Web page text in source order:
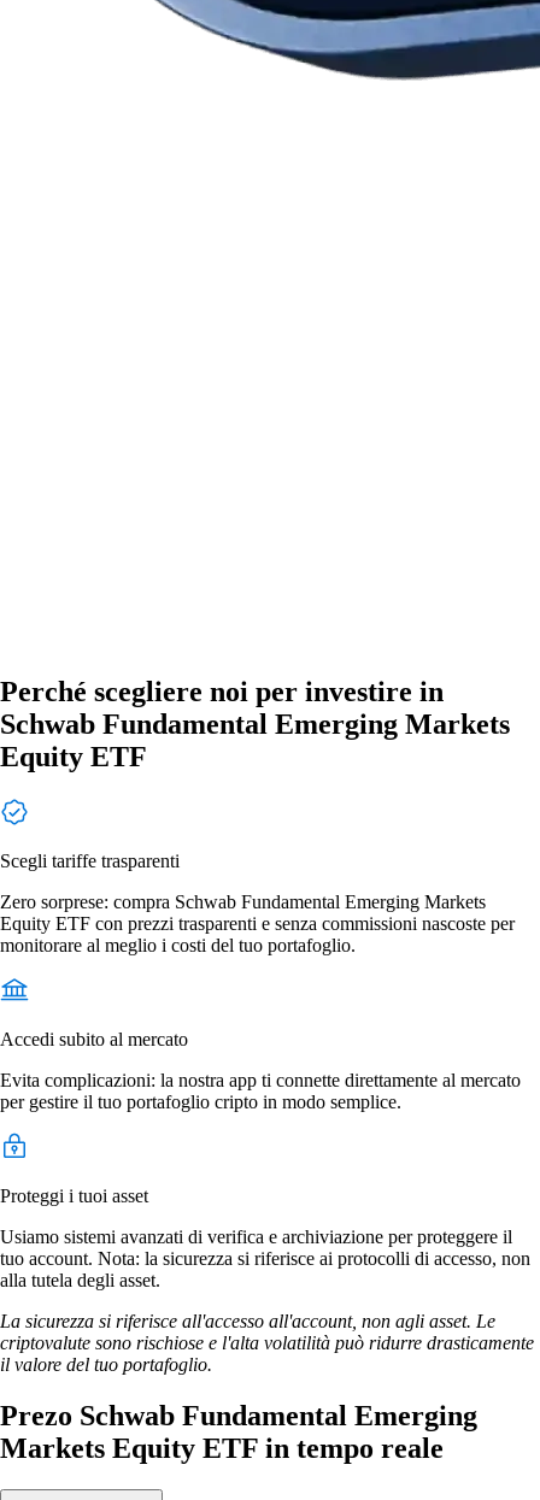
Perché scegliere noi per investire in
Schwab Fundamental Emerging Markets
Equity ETF
Scegli tariffe trasparenti
Zero sorprese: compra Schwab Fundamental Emerging Markets
Equity ETF con prezzi trasparenti e senza commissioni nascoste per
monitorare al meglio i costi del tuo portafoglio.
Accedi subito al mercato
Evita complicazioni: la nostra app ti connette direttamente al mercato
per gestire il tuo portafoglio cripto in modo semplice.
Proteggi i tuoi asset
Usiamo sistemi avanzati di verifica e archiviazione per proteggere il
tuo account. Nota: la sicurezza si riferisce ai protocolli di accesso, non
alla tutela degli asset.
La sicurezza si riferisce all'accesso all'account, non agli asset. Le
criptovalute sono rischiose e l'alta volatilità può ridurre drasticamente
il valore del tuo portafoglio.
Prezo Schwab Fundamental Emerging
Markets Equity ETF in tempo reale